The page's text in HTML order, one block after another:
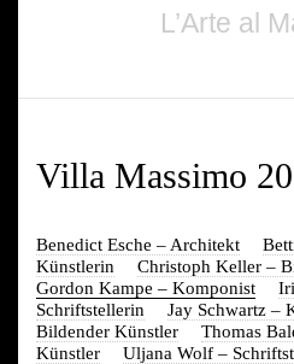
L’Arte al
Villa Massimo
Benedict Esche – Architekt
Künstlerin
Christoph Keller –
Gordon Kampe – Komponist
Schriftstellerin
Jay Schwartz –
Bildender Künstler
Thomas
Künstler
Uljana Wolf –